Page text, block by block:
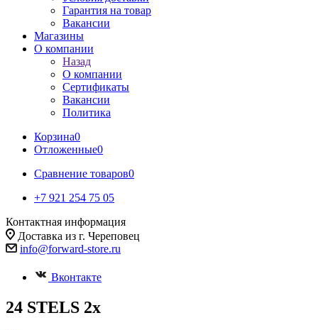
Гарантия на товар
Вакансии
Магазины
О компании
Назад
О компании
Сертификаты
Вакансии
Политика
Корзина0
Отложенные0
Сравнение товаров0
+7 921 254 75 05
Контактная информация
Доставка из г. Череповец
info@forward-store.ru
Вконтакте
24 STELS 2х